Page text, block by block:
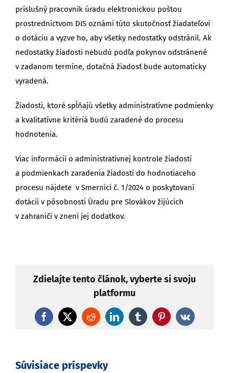
príslušný pracovník úradu elektronickou poštou
prostredníctvom DIS oznámi túto skutočnosť žiadateľovi
o dotáciu a vyzve ho, aby všetky nedostatky odstránil. Ak
nedostatky žiadosti nebudú podľa pokynov odstránené
v zadanom termíne, dotačná žiadosť bude automaticky
vyradená.
Žiadosti, ktoré spĺňajú všetky administratívne podmienky
a kvalitatívne kritériá budú zaradené do procesu
hodnotenia.
Viac informácií o administratívnej kontrole žiadostí
a podmienkach zaradenia žiadosti do hodnotiaceho
procesu nájdete v Smernici č. 1/2024 o poskytovaní
dotácií v pôsobnosti Úradu pre Slovákov žijúcich
v zahraničí v znení jej dodatkov.
Zdielajte tento článok, vyberte si svoju
platformu
Facebook
X RedditLinkedInTumblrPinterest
Vk
Súvisiace príspevky